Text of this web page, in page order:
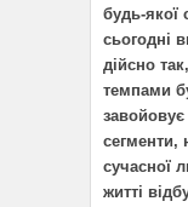
будь-
сьогодні
дійсно
темпами
завойовує
сегменти,
сучасної
житті